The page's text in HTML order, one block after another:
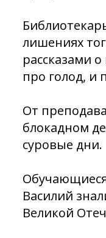
лишениях
рассказами
про голод, и
От
блокадном
суровые дни.
Василий
Великой